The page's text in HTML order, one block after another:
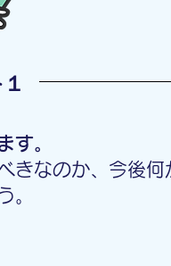
す。
きなのか、今後何
。